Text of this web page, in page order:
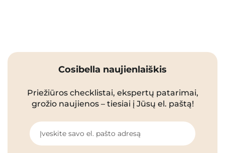
Cosibella naujienlaiškis
Priežiūros checklistai, ekspertų patarimai,
grožio naujienos – tiesiai į Jūsų el. paštą!
Įveskite savo el. pašto adresą